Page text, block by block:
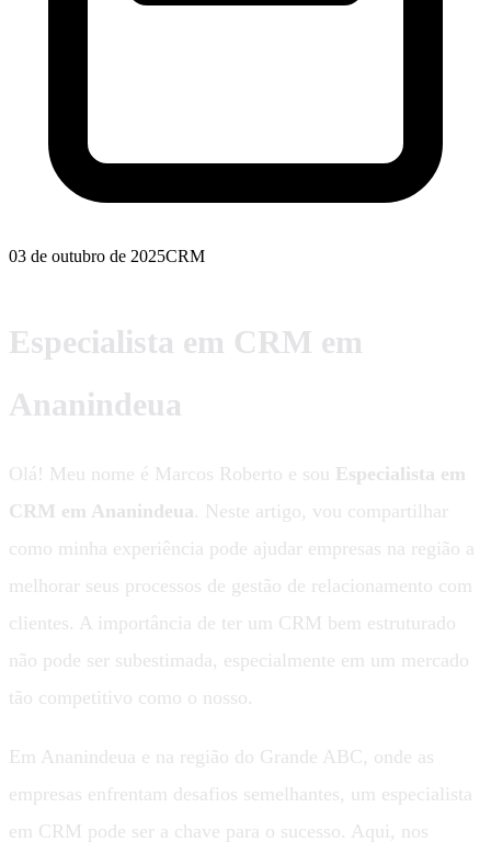
03 de outubro de 2025CRM
Especialista em CRM em
Ananindeua
Olá! Meu nome é Marcos Roberto e sou Especialista em
CRM em Ananindeua. Neste artigo, vou compartilhar
como minha experiência pode ajudar empresas na região a
melhorar seus processos de gestão de relacionamento com
clientes. A importância de ter um CRM bem estruturado
não pode ser subestimada, especialmente em um mercado
tão competitivo como o nosso.
Em Ananindeua e na região do Grande ABC, onde as
empresas enfrentam desafios semelhantes, um especialista
em CRM pode ser a chave para o sucesso. Aqui, nos